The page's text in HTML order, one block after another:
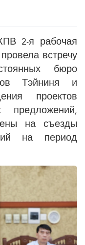
2-я рабочая
встречу
бюро
Тэйниня и
проектов
предложений,
на съезды
на период